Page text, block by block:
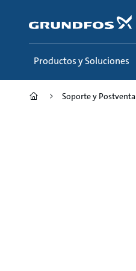
contenido
principal
Productos y Soluciones
Soporte y Postventa